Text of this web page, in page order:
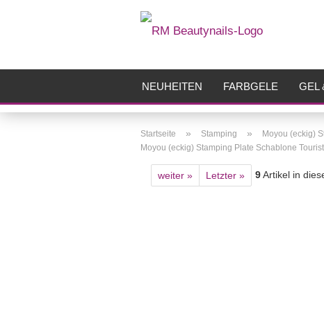
NEUHEITEN FARBGELE GEL
Startseite » Stamping » Moyou (eckig)
Moyou (eckig) Stamping Plate Schablone
weiter » Letzter » 9Artikel in